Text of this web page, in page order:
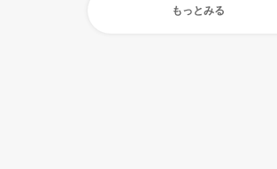
もっとみる